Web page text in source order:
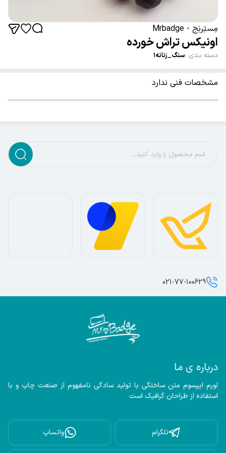
مِستِربَج - Mrbadge
اونیکس تراش خورده
دسته بندی: سنگ_زنانه۱
مشخصات فنی ندارد
درباره ی ما
استفاده از طراحان گرافیک است
تلگرام واتساپ
021-77-100629